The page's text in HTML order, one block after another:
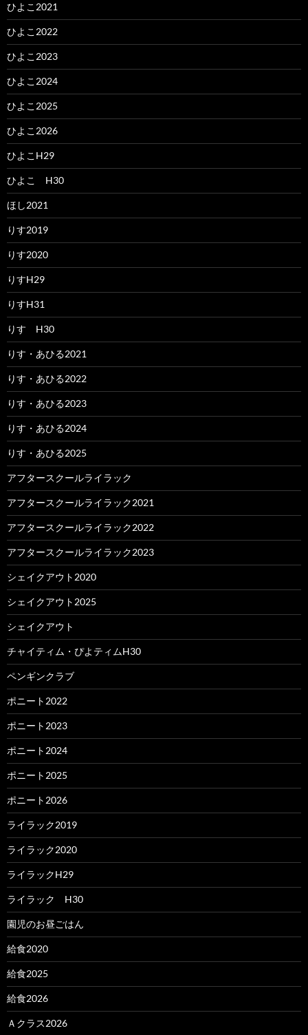
ひよこ2021
ひよこ2022
ひよこ2023
ひよこ2024
ひよこ2025
ひよこ2026
ひよこH29
ひよこ H30
ほし2021
りす2019
りす2020
りすH29
りすH31
りす H30
りす・あひる2021
りす・あひる2022
りす・あひる2023
りす・あひる2024
りす・あひる2025
アフタースクールライラック
アフタースクールライラック2021
アフタースクールライラック2022
アフタースクールライラック2023
シェイクアウト2020
シェイクアウト2025
シェイクアウト
チャイティム・ぴよティムH30
ペンギンクラブ
ポニート2022
ポニート2023
ポニート2024
ポニート2025
ポニート2026
ライラック2019
ライラック2020
ライラックH29
ライラック H30
園児のお昼ごはん
給食2020
給食2025
給食2026
Ａクラス2026